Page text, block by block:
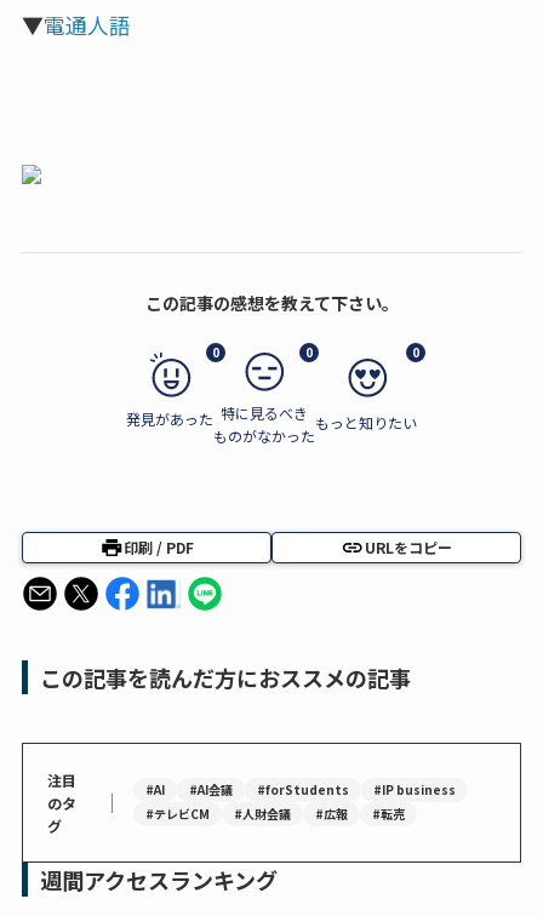
▼電通人語
この記事の感想を教えて下さい。
0
発見があった
0
特に見るべき
ものがなかった
0
もっと知りたい
印刷 / PDF URLをコピー
この記事を読んだ方におススメの記事
注目
のタ
グ
｜ #AI #AI会議 #forStudents
#IP business
#テレビCM
#人財会議 #広報 #転売
週間アクセスランキング